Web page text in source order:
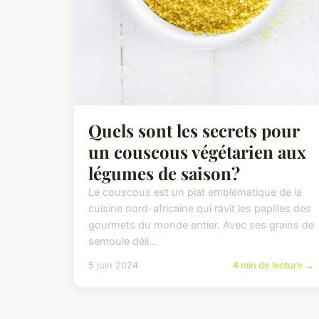
Quels sont les secrets pour
un couscous végétarien aux
légumes de saison?
Le couscous est un plat emblématique de la
cuisine nord-africaine qui ravit les papilles des
gourmets du monde entier. Avec ses grains de
semoule déli...
5 juin 2024 4 min de lecture →